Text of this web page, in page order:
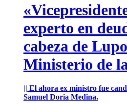
experto en
cabeza de
Ministerio de
|| El ahora ex ministro fue
Samuel Doria Medina.